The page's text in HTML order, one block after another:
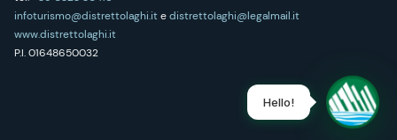
infoturismo@distrettolaghi.itedistrettolaghi@legalmail.it
www.distrettolaghi.it
P.I. 01648650032